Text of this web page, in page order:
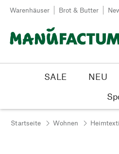
Zum Inhalt springen
Warenhäuser Brot & Butter
SALE NEU
Startseite Wohnen